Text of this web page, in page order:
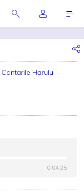
Cantarile Harului -
0:04:25
0:04:25